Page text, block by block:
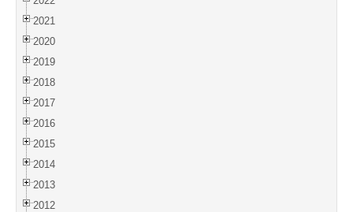
2021
2020
2019
2018
2017
2016
2015
2014
2013
2012